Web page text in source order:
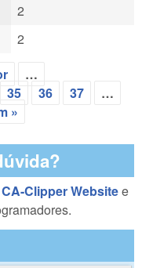
2
2
…
35 36 37
…
»
Clipper Websitee